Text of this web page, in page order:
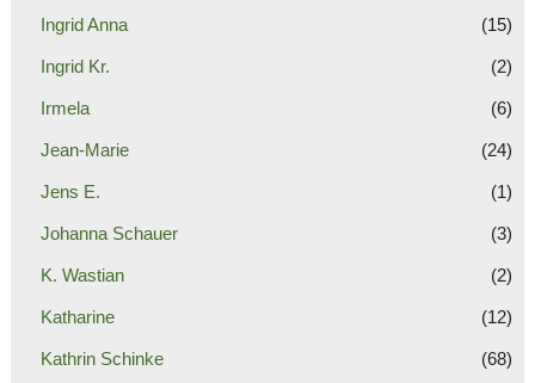
Ingrid Anna (15)
Ingrid Kr. (2)
Irmela (6)
Jean-Marie (24)
Jens E. (1)
Johanna Schauer (3)
K. Wastian (2)
Katharine (12)
Kathrin Schinke (68)